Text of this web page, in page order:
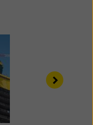
Right
consenso in
e senza
cookie
sui nostri cookie
i vostri cookie